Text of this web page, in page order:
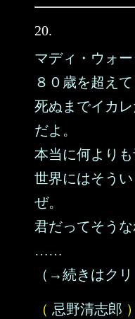
20.
マディ・ウォ
８０歳を超え
死ぬまでイカ
だよ。
本当に何よりも
世界にはそう
ぜ。
君だってそうな
……
（→続きはクリ
（ 忌野清志郎 ）